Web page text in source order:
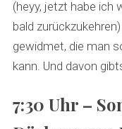
(heyy, jetzt habe ich
bald
gewidmet, die man
kann. Und davon
7:30 Uhr –